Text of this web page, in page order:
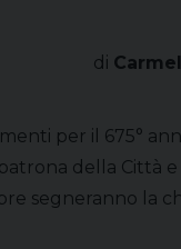
di
per il 675°
della Città e
segneranno la